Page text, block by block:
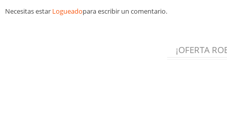
Necesitas estar Logueadopara escribir un comentario.
¡OFERTA